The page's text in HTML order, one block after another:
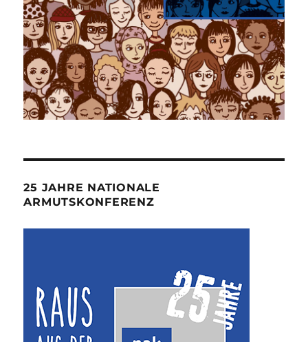
25 JAHRE NATIONALE
ARMUTSKONFERENZ